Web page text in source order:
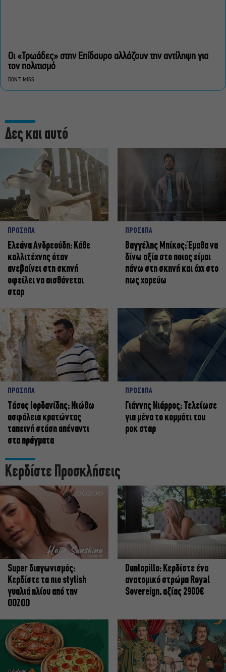
Οι «Τρωάδες» στην Επίδαυρο αλλάζουν την αντίληψη για
τον πολιτισμό
DON'T MISS
Δες και αυτό
ΠΡΟΣΩΠΑ
Ελεάνα Ανδρεούδη: Κάθε
καλλιτέχνης όταν
ανεβαίνει στη σκηνή
οφείλει να αισθάνεται
σταρ
ΠΡΟΣΩΠΑ
Βαγγέλης Μπίκος: Έμαθα να
δίνω αξία στο ποιος είμαι
πάνω στη σκηνή και όχι στο
πως χορεύω
ΠΡΟΣΩΠΑ
Tάσος Ιορδανίδης: Νιώθω
ασφάλεια κρατώντας
ταπεινή στάση απέναντι
στα πράγματα
ΠΡΟΣΩΠΑ
Γιάννης Νιάρρος: Τελείωσε
για μένα το κομμάτι του
ροκ σταρ
Κερδίστε Προσκλήσεις
Super διαγωνισμός:
Κερδίστε τα πιο stylish
γυαλιά ηλίου από την
OOZOO
Dunlopillo: Κερδίστε ένα
ανατομικό στρώμα Royal
Sovereign, αξίας 2900€